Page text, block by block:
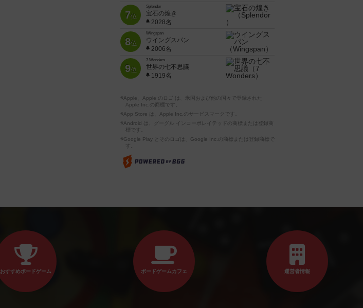
7位
Splendor
宝石の煌き
2028名
8位
Wingspan
ウイングスパン
2006名
9位
7 Wonders
世界の七不思議
1919名
※Apple、Apple のロゴ は、米国および他の国々で登録された
Apple Inc.の商標です。
※App Store は、Apple Inc.のサービスマークです。
※Android は、グーグル インコーポレイテッドの商標または登録商
標です。
※Google Play とそのロゴは、Google Inc.の商標または登録商標で
す。
おすすめボードゲーム ボードゲームカフェ 運営者情報